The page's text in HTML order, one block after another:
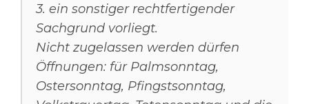
3. ein sonstiger rechtfertigender
Sachgrund vorliegt.
Nicht zugelassen werden dürfen
Öffnungen: für Palmsonntag,
Ostersonntag, Pfingstsonntag,